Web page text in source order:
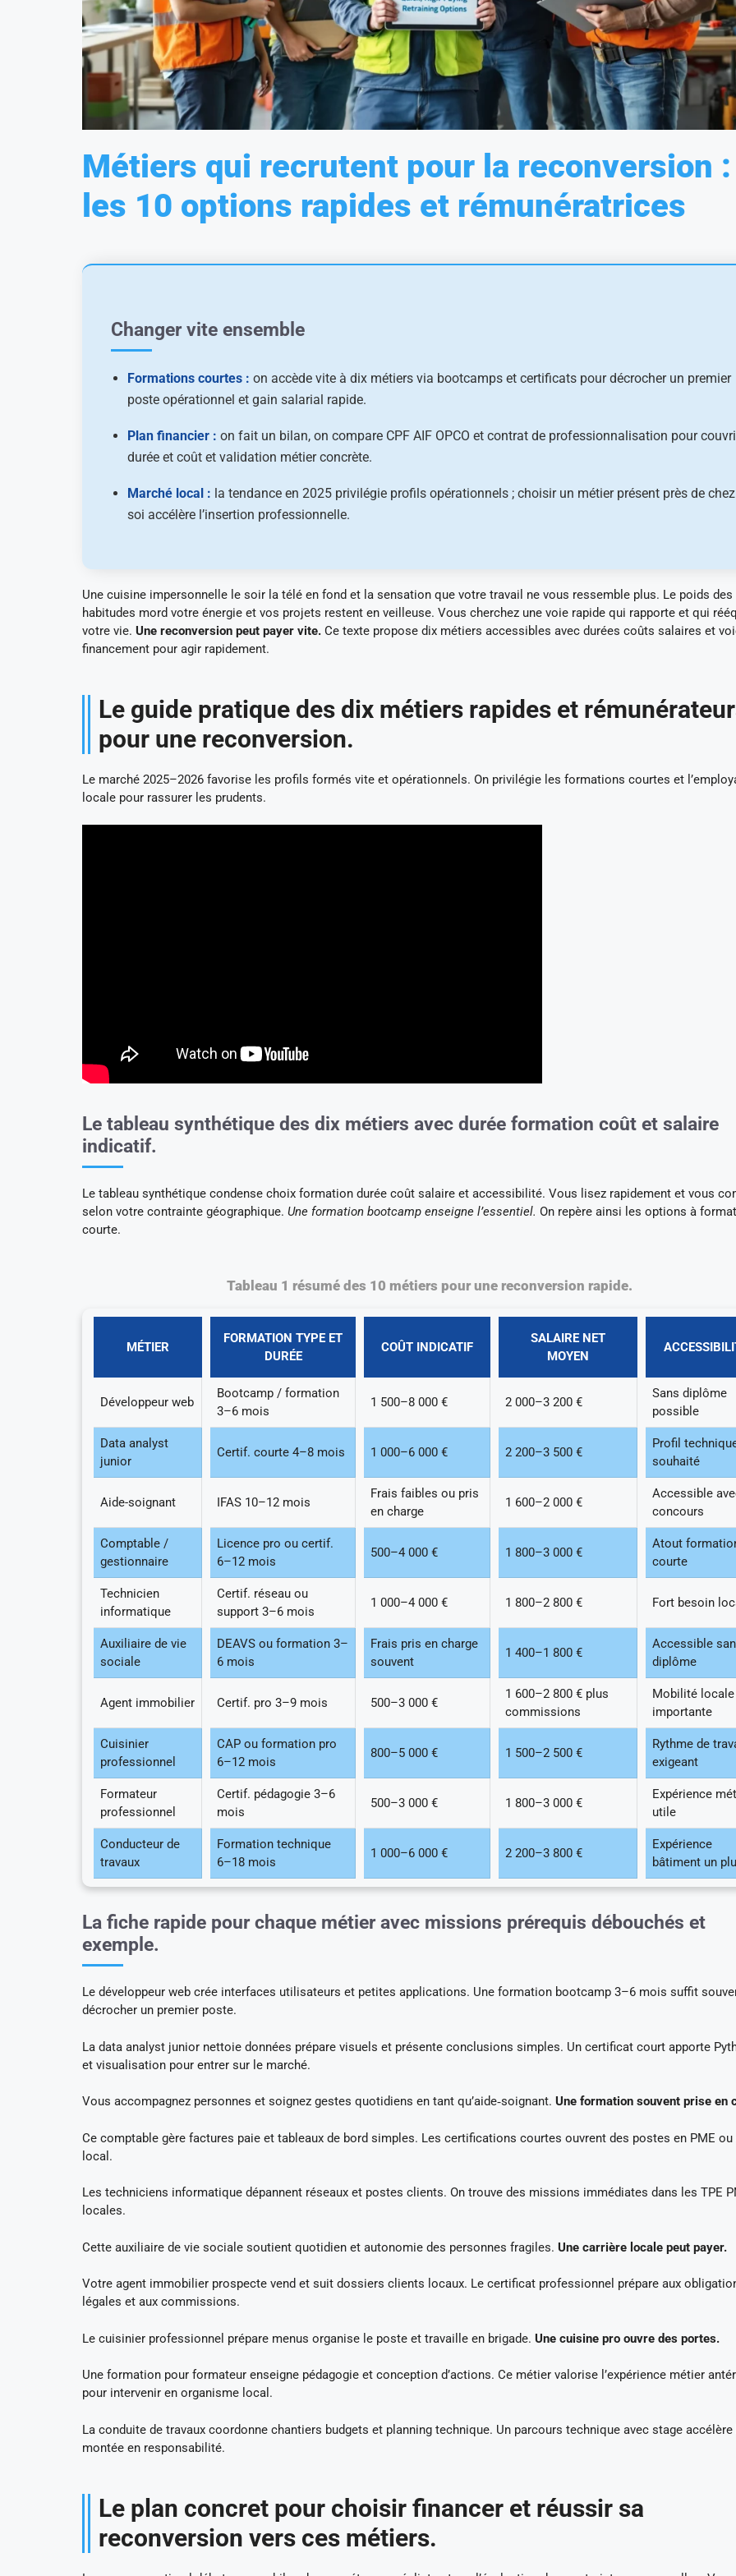
Métiers qui recrutent pour la reconversion :
les 10 options rapides et rémunératrices
Changer vite ensemble
Formations courtes : on accède vite à dix métiers via bootcamps et certificats pour décrocher un premier
poste opérationnel et gain salarial rapide.
Plan financier : on fait un bilan, on compare CPF AIF OPCO et contrat de professionnalisation pour
durée et coût et validation métier concrète.
Marché local : la tendance en 2025 privilégie profils opérationnels ; choisir un métier présent près de chez
soi accélère l’insertion professionnelle.
Une cuisine impersonnelle le soir la télé en fond et la sensation que votre travail ne vous ressemble plus. Le poids des
habitudes mord votre énergie et vos projets restent en veilleuse. Vous cherchez une voie rapide qui rapporte et qui
votre vie. Une reconversion peut payer vite. Ce texte propose dix métiers accessibles avec durées coûts salaires et
financement pour agir rapidement.
Le guide pratique des dix métiers rapides et
pour une reconversion.
Le marché 2025–2026 favorise les profils formés vite et opérationnels. On privilégie les formations courtes et
locale pour rassurer les prudents.
Le tableau synthétique des dix métiers avec durée formation coût et salaire
indicatif.
Le tableau synthétique condense choix formation durée coût salaire et accessibilité. Vous lisez rapidement et vous
selon votre contrainte géographique. Une formation bootcamp enseigne l’essentiel. On repère ainsi les options à
courte.
Tableau 1 résumé des 10 métiers pour une reconversion rapide.
MÉTIER
FORMATION TYPE ET
DURÉE
COÛT INDICATIF
SALAIRE NET
MOYEN
Développeur web
Bootcamp / formation
3–6 mois
1 500–8 000 € 2 000–3 200 €
Sans diplôme
possible
Data analyst
junior
Certif. courte 4–8 mois 1 000–6 000 € 2 200–3 500 €
Profil
souhaité
Aide-soignant IFAS 10–12 mois
Frais faibles ou pris
en charge
1 600–2 000 €
Accessible
concours
Comptable /
gestionnaire
Licence pro ou certif.
6–12 mois
500–4 000 € 1 800–3 000 €
Atout
courte
Technicien
informatique
Certif. réseau ou
support 3–6 mois
1 000–4 000 € 1 800–2 800 € Fort besoin
Auxiliaire de vie
sociale
DEAVS ou formation 3–
6 mois
Frais pris en charge
souvent
1 400–1 800 €
Accessible
diplôme
Agent immobilier Certif. pro 3–9 mois 500–3 000 €
1 600–2 800 € plus
commissions
Mobilité locale
importante
Cuisinier
professionnel
CAP ou formation pro
6–12 mois
800–5 000 € 1 500–2 500 €
Rythme de
exigeant
Formateur
professionnel
Certif. pédagogie 3–6
mois
500–3 000 € 1 800–3 000 €
Expérience
utile
Conducteur de
travaux
Formation technique
6–18 mois
1 000–6 000 € 2 200–3 800 €
Expérience
bâtiment un
La fiche rapide pour chaque métier avec missions prérequis débouchés et
exemple.
Le développeur web crée interfaces utilisateurs et petites applications. Une formation bootcamp 3–6 mois suffit
décrocher un premier poste.
La data analyst junior nettoie données prépare visuels et présente conclusions simples. Un certificat court apporte
et visualisation pour entrer sur le marché.
Vous accompagnez personnes et soignez gestes quotidiens en tant qu’aide‑soignant. Une formation souvent prise en
Ce comptable gère factures paie et tableaux de bord simples. Les certifications courtes ouvrent des postes en PME
local.
Les techniciens informatique dépannent réseaux et postes clients. On trouve des missions immédiates dans les TPE
locales.
Cette auxiliaire de vie sociale soutient quotidien et autonomie des personnes fragiles. Une carrière locale peut payer.
Votre agent immobilier prospecte vend et suit dossiers clients locaux. Le certificat professionnel prépare aux
légales et aux commissions.
Le cuisinier professionnel prépare menus organise le poste et travaille en brigade. Une cuisine pro ouvre des portes.
Une formation pour formateur enseigne pédagogie et conception d’actions. Ce métier valorise l’expérience métier
pour intervenir en organisme local.
La conduite de travaux coordonne chantiers budgets et planning technique. Un parcours technique avec stage accélère
montée en responsabilité.
Le plan concret pour choisir financer et réussir sa
reconversion vers ces métiers.